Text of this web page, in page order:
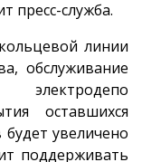
пресс-служба.
линии
обслуживание
оставшихся
увеличено
поддерживать